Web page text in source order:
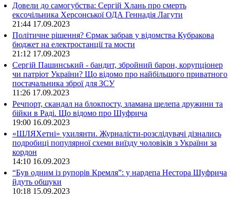
Довели до самогубства: Сергій Хлань про смерть
ексочільника Херсонської ОДА Геннадія Лагути
21:44 17.09.2023
Політичне рішення? Єрмак забрав у відомства Кубракова
бюджет на електростанції та мости
21:12 17.09.2023
Сергій Пашинський - бандит, збройний барон, корупціонер
чи патріот України? Що відомо про найбільшого приватного
постачальника зброї для ЗСУ
11:26 17.09.2023
Речпорт, скандал на блокпосту, зламана щелепа дружини та
бійки в Раді. Що відомо про Шуфрича
19:00 16.09.2023
«ШЛЯХетні» ухилянти. Журналісти-розслідувачі дізнались
подробиці популярної схеми виїзду чоловіків з України за
кордон
14:10 16.09.2023
“Був одним із рупорів Кремля”: у нардепа Нестора Шуфрича
йдуть обшуки
10:18 15.09.2023